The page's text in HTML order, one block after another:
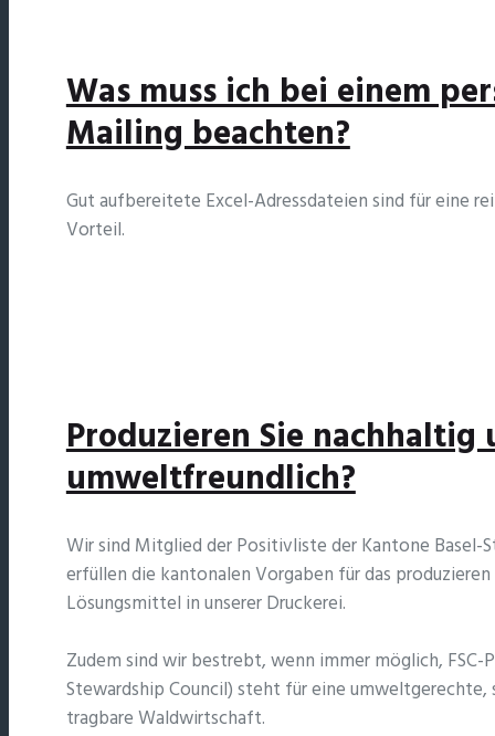
Was muss ich bei einem
Mailing beachten?
Gut aufbereitete Excel-Adressdateien sind für eine
Vorteil.
Produzieren Sie nachhaltig
umweltfreundlich?
Wir sind Mitglied der Positivliste der Kantone Basel-
erfüllen die kantonalen Vorgaben für das
Lösungsmittel in unserer Druckerei.
Zudem sind wir bestrebt, wenn immer möglich, FSC-
Stewardship Council) steht für eine
tragbare Waldwirtschaft.